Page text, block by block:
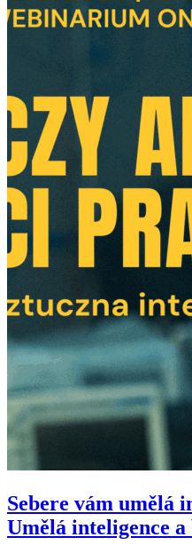
Sebere vám umělá
Umělá inteligence